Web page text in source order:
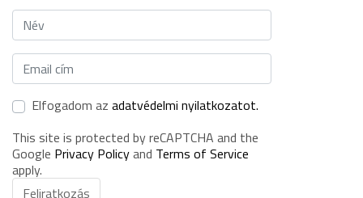
Elfogadom az adatvédelmi nyilatkozatot.
This site is protected by reCAPTCHA and the
Google Privacy Policyand Terms of Service
apply.
Feliratkozás